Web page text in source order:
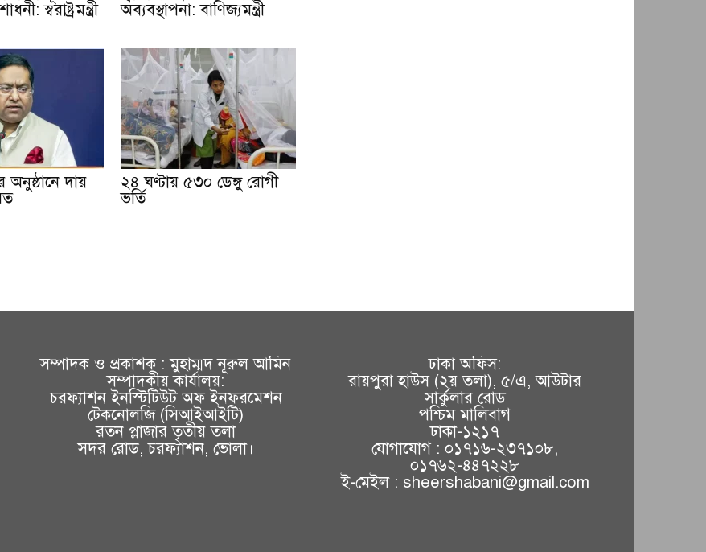
স্বরাষ্ট্রমন্ত্রী
অব্যবস্থাপনা: বাণিজ্যমন্ত্রী
অনুষ্ঠানে দায়
২৪ ঘণ্টায় ৫৩০ ডেঙ্গু রোগী
ভর্তি
সম্পাদক ও প্রকাশক : মুহাম্মদ নূরুল আমিন
সম্পাদকীয় কার্যালয়:
চরফ্যাশন ইনস্টিটিউট অফ ইনফরমেশন
টেকনোলজি (সিআইআইটি)
রতন প্লাজার তৃতীয় তলা
সদর রোড, চরফ্যাশন, ভোলা।
ঢাকা অফিস:
রায়পুরা হাউস (২য় তলা), ৫/এ, আউটার
সার্কুলার রোড
পশ্চিম মালিবাগ
ঢাকা-১২১৭
যোগাযোগ : ০১৭১৬-২৩৭১০৮,
০১৭৬২-৪৪৭২২৮
ই-মেইল : sheershabani@gmail.com